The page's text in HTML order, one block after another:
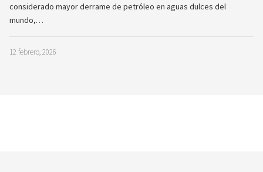
considerado mayor derrame de petróleo en aguas dulces del
mundo,…
12 febrero, 2026